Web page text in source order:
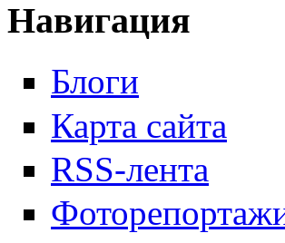
Навигация
Блоги
Карта сайта
RSS-лента